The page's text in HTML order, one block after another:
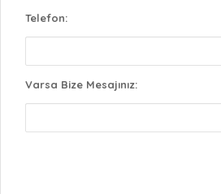
Telefon:
Varsa Bize Mesajınız: